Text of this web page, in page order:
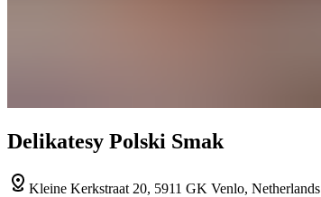
Delikatesy Polski Smak
Kleine Kerkstraat 20, 5911 GK Venlo, Netherlands